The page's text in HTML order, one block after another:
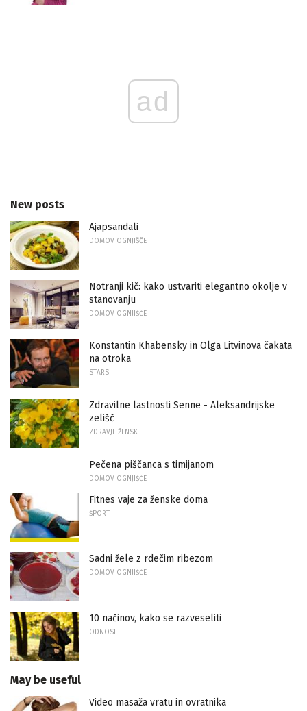
ad
New posts
Ajapsandali
DOMOV OGNJIŠČE
Notranji kič: kako ustvariti elegantno okolje v
stanovanju
DOMOV OGNJIŠČE
Konstantin Khabensky in Olga Litvinova čakata
na otroka
STARS
Zdravilne lastnosti Senne - Aleksandrijske
zelišč
ZDRAVJE ŽENSK
Pečena piščanca s timijanom
DOMOV OGNJIŠČE
Fitnes vaje za ženske doma
ŠPORT
Sadni žele z rdečim ribezom
DOMOV OGNJIŠČE
10 načinov, kako se razveseliti
ODNOSI
May be useful
Video masaža vratu in ovratnika